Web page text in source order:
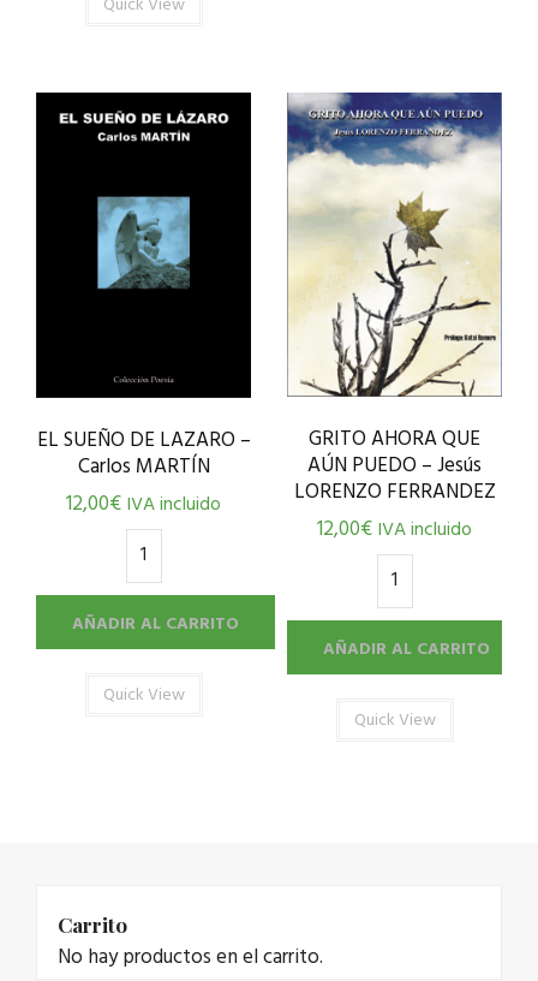
EL SUEÑO DE LAZARO –
Carlos MARTÍN
12,00€IVA incluido
AÑADIR AL CARRITO
Quick View
GRITO AHORA QUE
AÚN PUEDO – Jesús
LORENZO FERRANDEZ
12,00€IVA incluido
AÑADIR AL CARRITO
Quick View
Carrito
No hay productos en el carrito.